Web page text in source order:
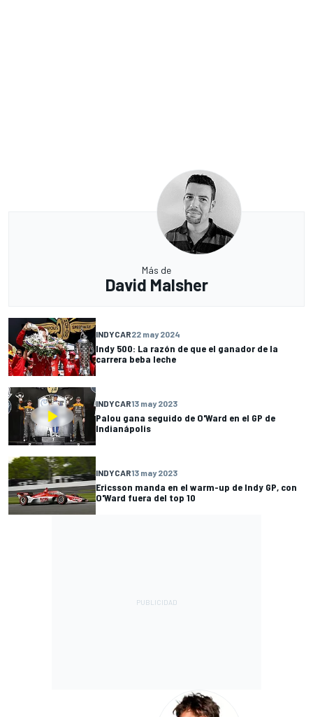
Más de
David Malsher
INDYCAR22 may 2024
Indy 500: La razón de que el ganador de la
carrera beba leche
INDYCAR13 may 2023
Palou gana seguido de O'Ward en el GP de
Indianápolis
INDYCAR13 may 2023
Ericsson manda en el warm-up de Indy GP, con
O'Ward fuera del top 10